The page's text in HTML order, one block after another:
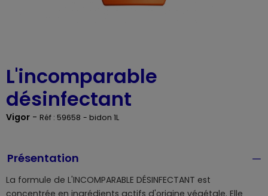
L'incomparable
désinfectant
Vigor - Réf : 59658 - bidon 1L
Présentation
La formule de L'INCOMPARABLE DÉSINFECTANT est
concentrée en ingrédients actifs d'origine végétale. Elle